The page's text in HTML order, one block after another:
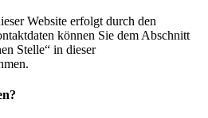
Website erfolgt durch den
können Sie dem Abschnitt
Stelle“ in dieser